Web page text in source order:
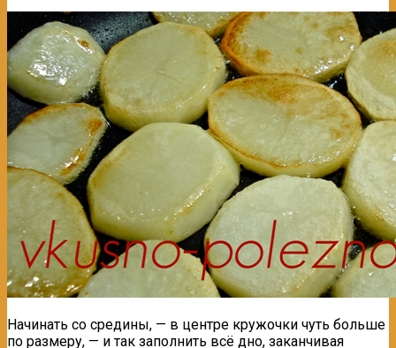
Начинать со средины, — в центре кружочки чуть больше
по размеру, — и так заполнить всё дно, заканчивая